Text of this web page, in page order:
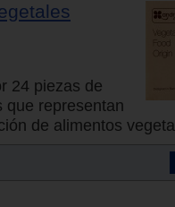
24 piezas de
que representan
de alimentos